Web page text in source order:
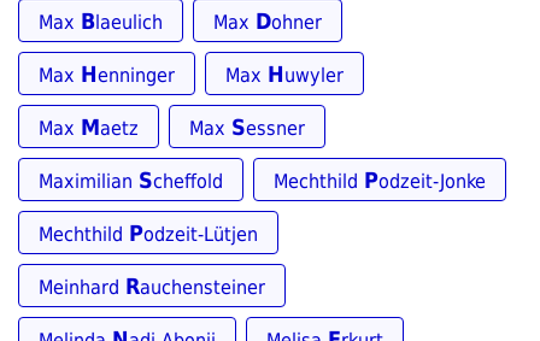
Max Blaeulich Max Dohner
Max Henninger Max Huwyler
Max Maetz Max Sessner
Maximilian Scheffold Mechthild Podzeit-Jonke
Mechthild Podzeit-Lütjen
Meinhard Rauchensteiner